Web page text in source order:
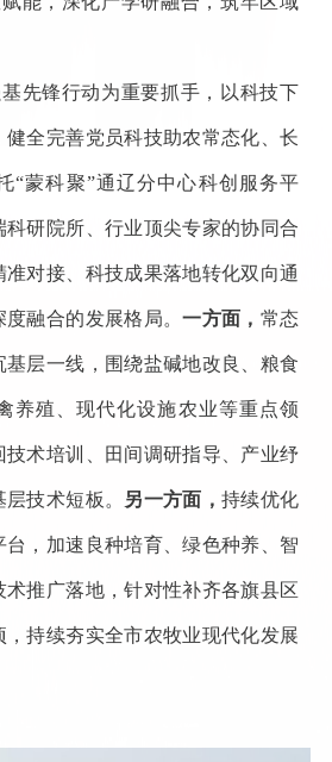
先锋行动为重要抓手，以科技下
健全完善党员科技助农常态化、长
“蒙科聚”通辽分中心科创服务平
科研院所、行业顶尖专家的协同合
对接、科技成果落地转化双向通
度融合的发展格局。一方面， 常态
层一线，围绕盐碱地改良、粮食
养殖、现代化设施农业等重点领
术培训、田间调研指导、产业纾
技术短板。 另一方面，持续优化
台，加速良种培育、绿色种养、智
推广落地，针对性补齐各旗县区
持续夯实全市农牧业现代化发展